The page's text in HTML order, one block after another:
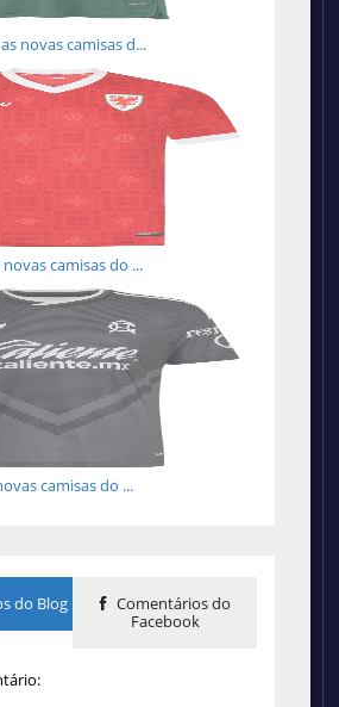
novas camisas d...
camisas do ...
camisas do ...
do Blog
Comentários do
Facebook